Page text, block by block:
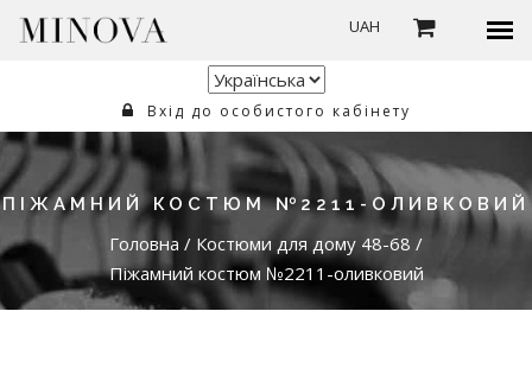
UAH
Вхід до особистого кабінету
ПІЖАМНИЙ КОСТЮМ №2211-ОЛИВКОВИЙ
Головна / Костюми для дому 48-68 /
Піжамний костюм №2211-оливковий